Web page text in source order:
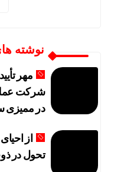
نوشته
شرکت
در ممیزی
از
تحول در